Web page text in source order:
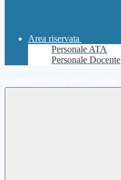
Area riservata
Personale ATA
Personale Docente